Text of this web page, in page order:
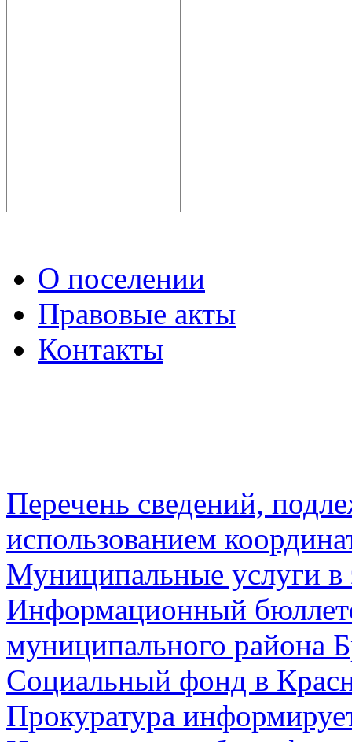
О поселении
Правовые акты
Контакты
Перечень сведений,
использованием
Муниципальные услуги в
Информационный
муниципального района
Социальный фонд в
Прокуратура